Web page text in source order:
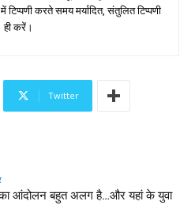
करते समय मर्यादित, संतुलित टिप्पणी
ही करें।
Twitter
आंदोलन बहुत अलग है…और यहां के युवा